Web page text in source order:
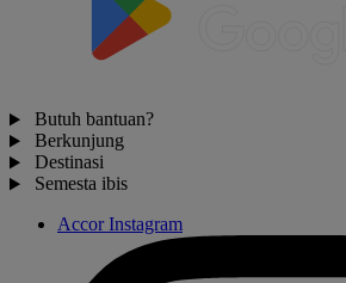
Butuh bantuan?
Berkunjung
Destinasi
Semesta ibis
Accor Instagram